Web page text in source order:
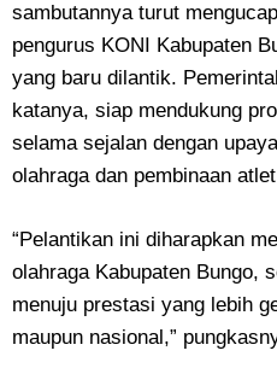
sambutannya turut
pengurus KONI Kabupaten
yang baru dilantik.
katanya, siap mendukung
selama sejalan dengan
olahraga dan pembinaan
“Pelantikan ini diharapkan
olahraga Kabupaten Bungo,
menuju prestasi yang lebih
maupun nasional,”